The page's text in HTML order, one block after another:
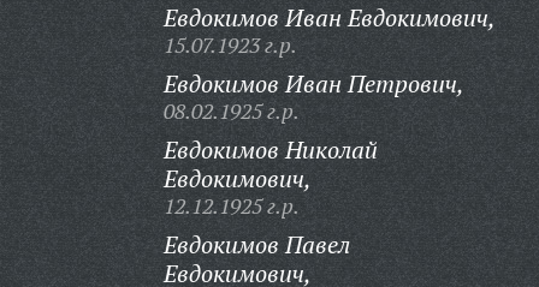
Евдокимов Иван Евдокимович,
15.07.1923 г.р.
Евдокимов Иван Петрович,
08.02.1925 г.р.
Евдокимов Николай
Евдокимович,
12.12.1925 г.р.
Евдокимов Павел
Евдокимович,